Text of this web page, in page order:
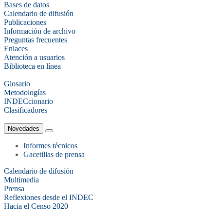
Bases de datos
Calendario de difusión
Publicaciones
Información de archivo
Preguntas frecuentes
Enlaces
Atención a usuarios
Biblioteca en línea
Glosario
Metodologías
INDECcionario
Clasificadores
Novedades
Informes técnicos
Gacetillas de prensa
Calendario de difusión
Multimedia
Prensa
Reflexiones desde el INDEC
Hacia el Censo 2020